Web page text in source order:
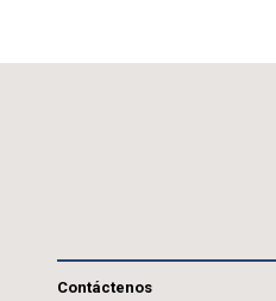
Contáctenos